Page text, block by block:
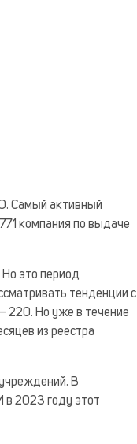
Самый активный
компания по выдаче
это период
тенденции с
220. Но уже в течение
из реестра
В
в 2023 году этот